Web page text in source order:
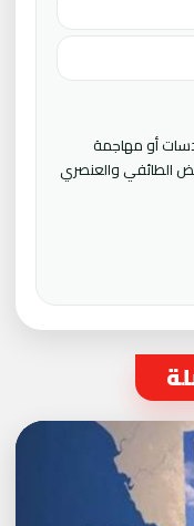
أو مهاجمة
الطائفي والعنصري